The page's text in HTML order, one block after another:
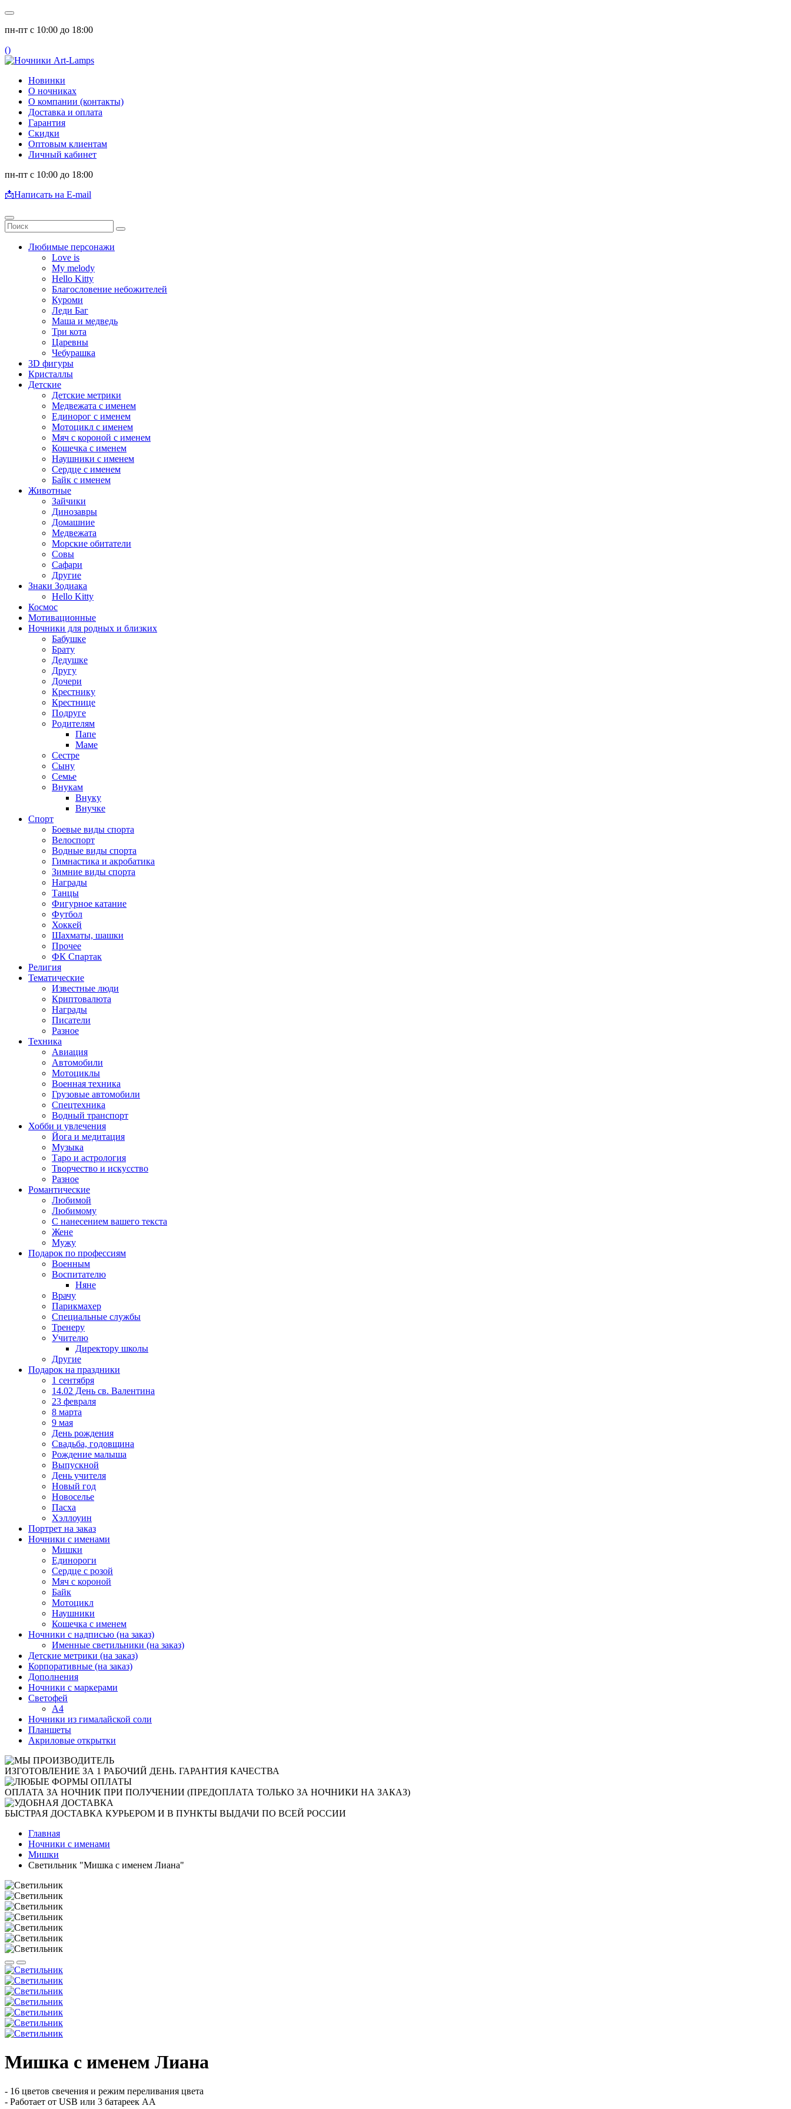
пн-пт с 10:00 до 18:00
()
Новинки
О ночниках
О компании (контакты)
Доставка и оплата
Гарантия
Скидки
Оптовым клиентам
Личный кабинет
пн-пт с 10:00 до 18:00
📩Написать на E-mail
Любимые персонажи
Love is
My melody
Hello Kitty
Благословение небожителей
Куроми
Леди Баг
Маша и медведь
Три кота
Царевны
Чебурашка
3D фигуры
Кристаллы
Детские
Детские метрики
Медвежата с именем
Единорог с именем
Мотоцикл с именем
Мяч с короной с именем
Кошечка с именем
Наушники с именем
Сердце с именем
Байк с именем
Животные
Зайчики
Динозавры
Домашние
Медвежата
Морские обитатели
Совы
Сафари
Другие
Знаки Зодиака
Hello Kitty
Космос
Мотивационные
Ночники для родных и близких
Бабушке
Брату
Дедушке
Другу
Дочери
Крестнику
Крестнице
Подруге
Родителям
Папе
Маме
Сестре
Сыну
Семье
Внукам
Внуку
Внучке
Спорт
Боевые виды спорта
Велоспорт
Водные виды спорта
Гимнастика и акробатика
Зимние виды спорта
Награды
Танцы
Фигурное катание
Футбол
Хоккей
Шахматы, шашки
Прочее
ФК Спартак
Религия
Тематические
Известные люди
Криптовалюта
Награды
Писатели
Разное
Техника
Авиация
Автомобили
Мотоциклы
Военная техника
Грузовые автомобили
Спецтехника
Водный транспорт
Хобби и увлечения
Йога и медитация
Музыка
Таро и астрология
Творчество и искусство
Разное
Романтические
Любимой
Любимому
С нанесением вашего текста
Жене
Мужу
Подарок по профессиям
Военным
Воспитателю
Няне
Врачу
Парикмахер
Специальные службы
Тренеру
Учителю
Директору школы
Другие
Подарок на праздники
1 сентября
14.02 День св. Валентина
23 февраля
8 марта
9 мая
День рождения
Свадьба, годовщина
Рождение малыша
Выпускной
День учителя
Новый год
Новоселье
Пасха
Хэллоуин
Портрет на заказ
Ночники с именами
Мишки
Единороги
Сердце с розой
Мяч с короной
Байк
Мотоцикл
Наушники
Кошечка с именем
Ночники с надписью (на заказ)
Именные светильники (на заказ)
Детские метрики (на заказ)
Корпоративные (на заказ)
Дополнения
Ночники с маркерами
Светофей
А4
Ночники из гималайской соли
Планшеты
Акриловые открытки
ИЗГОТОВЛЕНИЕ ЗА 1 РАБОЧИЙ ДЕНЬ. ГАРАНТИЯ КАЧЕСТВА
ОПЛАТА ЗА НОЧНИК ПРИ ПОЛУЧЕНИИ (ПРЕДОПЛАТА ТОЛЬКО ЗА НОЧНИКИ НА ЗАКАЗ)
БЫСТРАЯ ДОСТАВКА КУРЬЕРОМ И В ПУНКТЫ ВЫДАЧИ ПО ВСЕЙ РОССИИ
Главная
Ночники с именами
Мишки
Светильник "Мишка с именем Лиана"
Мишка с именем Лиана
- 16 цветов свечения и режим переливания цвета
- Работает от USB или 3 батареек АА